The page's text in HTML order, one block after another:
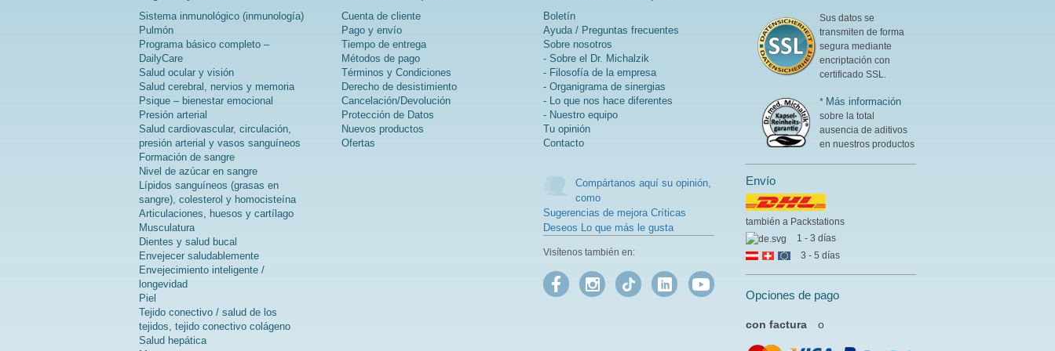
Más información sobre
Young Athletes Complete
Proteína de suero de leche
de alta calidad con todos
los aminoácidos
BCAAs para el desarrollo
Creatina, D-ribosa (azúcar
carnitina para energía y
Corales de Sango con 70
minerales y oligoelementos
Vitamina C natural de
Sistema inmunológico (inmunología)
Pulmón
Programa básico completo –
DailyCare
Salud ocular y visión
Salud cerebral, nervios y memoria
Psique – bienestar emocional
Presión arterial
Salud cardiovascular, circulación,
presión arterial y vasos sanguíneos
Formación de sangre
Nivel de azúcar en sangre
Lípidos sanguíneos (grasas en
sangre), colesterol y homocisteína
Articulaciones, huesos y cartílago
Musculatura
Dientes y salud bucal
Envejecer saludablemente
Envejecimiento inteligente /
longevidad
Piel
Tejido conectivo / salud de los
tejidos, tejido conectivo colágeno
Salud hepática
Cuenta de cliente
Pago y envío
Tiempo de entrega
Métodos de pago
Términos y Condiciones
Derecho de desistimiento
Cancelación/Devolución
Protección de Datos
Nuevos productos
Ofertas
Boletín
Ayuda / Preguntas frecuentes
Sobre nosotros
- Sobre el Dr. Michalzik
- Filosofía de la empresa
- Organigrama de sinergias
- Lo que nos hace diferentes
- Nuestro equipo
Tu opinión
Contacto
Compártanos aquí su opinión,
como
Sugerencias de mejora Críticas
Deseos Lo que más le gusta
Visítenos también en:
Sus datos se
transmiten de forma
segura mediante
encriptación con
certificado SSL.
* Más información
sobre la total
ausencia de aditivos
en nuestros productos
Envío
también a Packstations
1 - 3 días
3 - 5 días
Opciones de pago
con factura o